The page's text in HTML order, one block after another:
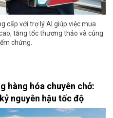
cấp với trợ lý AI giúp việc mua
tăng tốc thương thảo và củng
chứng.
hàng hóa chuyên chở:
nguyên hậu tốc độ